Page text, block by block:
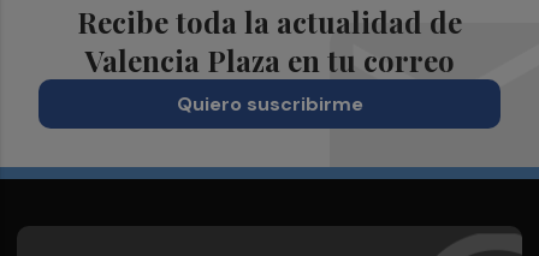
Recibe toda la actualidad de
Valencia Plaza en tu correo
Quiero suscribirme